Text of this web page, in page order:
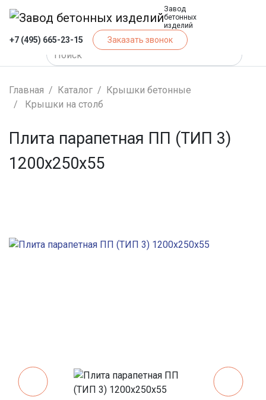
Завод
бетонных
изделий
+7 (495) 665-23-15 Заказать звонок
Главная Каталог
Крышки бетонные
Крышки на столб
Плита парапетная ПП (ТИП 3)
1200x250x55